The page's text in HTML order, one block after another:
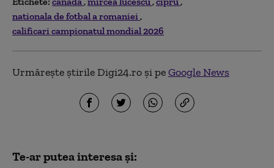
nationala de fotbal a romaniei
calificari campionatul mondial 2026
Urmărește știrile Digi24.ro și peGoogle News
Te-ar putea interesa și: